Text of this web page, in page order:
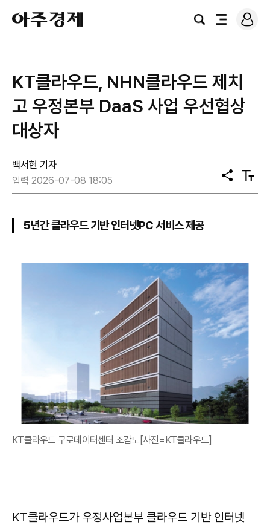
아
주
경
검
전
로
그
KT클라우드, NHN클라우드 제치
고 우정본부 DaaS 사업 우선협상
대상자
백서현 기자
입력 2026-07-08 18:05
공
유
텍
스
5년간 클라우드 기반 인터넷PC 서비스 제공
KT클라우드 구로데이터센터 조감도[사진=KT클라우드]
KT클라우드가 우정사업본부 클라우드 기반 인터넷